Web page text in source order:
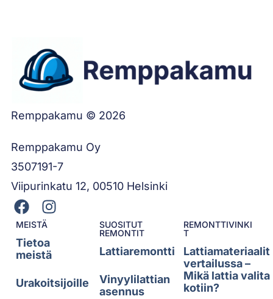
Remppakamu © 2026
Remppakamu Oy
3507191-7
Viipurinkatu 12, 00510 Helsinki
MEISTÄ
Tietoa
meistä
Urakoitsijoille
SUOSITUT
REMONTIT
Lattiaremontti
Vinyylilattian
asennus
REMONTTIVINKI
T
Lattiamateriaalit
vertailussa –
Mikä lattia valita
kotiin?